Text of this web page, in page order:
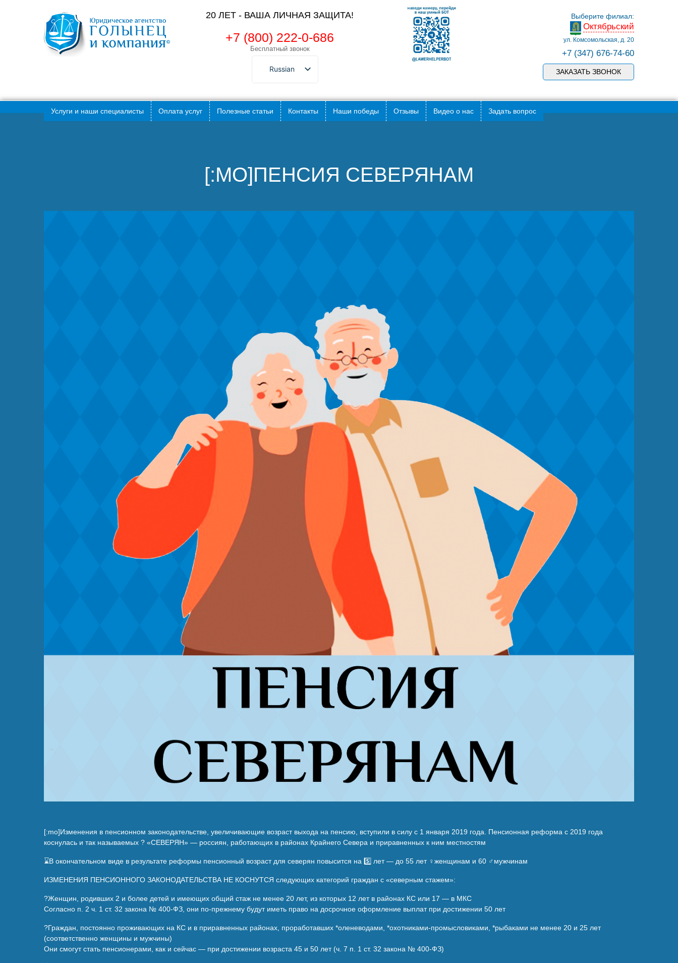
20 ЛЕТ - ВАША ЛИЧНАЯ ЗАЩИТА!
+7 (800) 222-0-686
Бесплатный звонок
Russian
Выберите филиал:
Октябрьский
ул. Комсомольская, д. 20
+7 (347) 676-74-60
ЗАКАЗАТЬ ЗВОНОК
Услуги и наши специалисты Оплата услуг Полезные статьи Контакты Наши победы Отзывы Видео о нас Задать вопрос
[:MO]ПЕНСИЯ СЕВЕРЯНАМ
[:mo]Изменения в пенсионном законодательстве, увеличивающие возраст выхода на пенсию, вступили в силу с 1 января 2019 года. Пенсионная реформа с 2019 года
коснулась и так называемых ?️ «СЕВЕРЯН» — россиян, работающих в районах Крайнего Севера и приравненных к ним местностям
⌛В окончательном виде в результате реформы пенсионный возраст для северян повысится на 5️⃣ лет — до 55 лет ♀️женщинам и 60 ♂️мужчинам
ИЗМЕНЕНИЯ ПЕНСИОННОГО ЗАКОНОДАТЕЛЬСТВА НЕ КОСНУТСЯ следующих категорий граждан с «северным стажем»:
?Женщин, родивших 2 и более детей и имеющих общий стаж не менее 20 лет, из которых 12 лет в районах КС или 17 — в МКС
Согласно п. 2 ч. 1 ст. 32 закона № 400-ФЗ, они по-прежнему будут иметь право на досрочное оформление выплат при достижении 50 лет
?Граждан, постоянно проживающих на КС и в приравненных районах, проработавших *оленеводами, *охотниками-промысловиками, *рыбаками не менее 20 и 25 лет
(соответственно женщины и мужчины)
Они смогут стать пенсионерами, как и сейчас — при достижении возраста 45 и 50 лет (ч. 7 п. 1 ст. 32 закона № 400-ФЗ)